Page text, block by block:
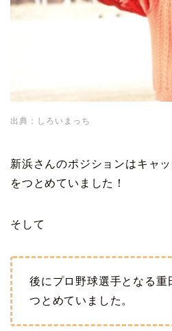
出典：しろいまっち
新浜さんのポジションはキャ
をつとめていました！
そして
後にプロ野球選手となる重
つとめていました。